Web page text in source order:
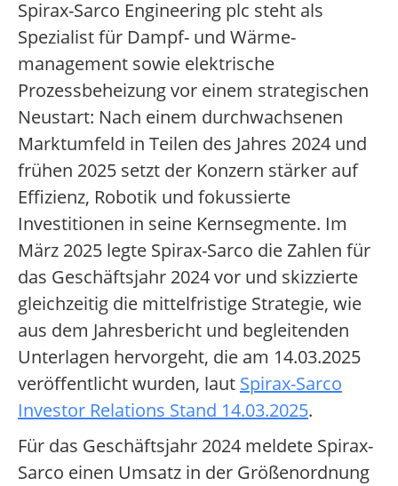
Spirax-Sarco Engineering plc steht als
Spezialist für Dampf- und Wärme­
management sowie elektrische
Prozessbeheizung vor einem strategischen
Neustart: Nach einem durchwachsenen
Marktumfeld in Teilen des Jahres 2024 und
frühen 2025 setzt der Konzern stärker auf
Effizienz, Robotik und fokussierte
Investitionen in seine Kernsegmente. Im
März 2025 legte Spirax-Sarco die Zahlen für
das Geschäftsjahr 2024 vor und skizzierte
gleichzeitig die mittelfristige Strategie, wie
aus dem Jahresbericht und begleitenden
Unterlagen hervorgeht, die am 14.03.2025
veröffentlicht wurden, laut Spirax-Sarco
Investor Relations Stand 14.03.2025.
Für das Geschäftsjahr 2024 meldete Spirax-
Sarco einen Umsatz in der Größenordnung